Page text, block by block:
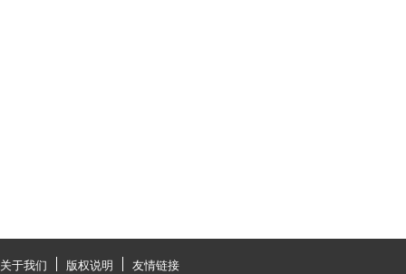
关于我们 版权说明 友情链接